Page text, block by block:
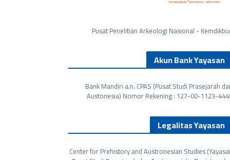
Pusat Penelitian Arkeologi Nasional -
Akun Bank Yayasan
Bank Mandiri a.n. CPAS ‪(Pusat Studi Prasejarah
Austonesia) Nomor Rekening : 127-00-1123-
Legalitas Yayasan
Center for Prehistory and Austronesian Studies